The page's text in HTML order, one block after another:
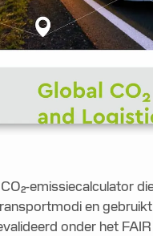
emissiecalculator
en
onder het